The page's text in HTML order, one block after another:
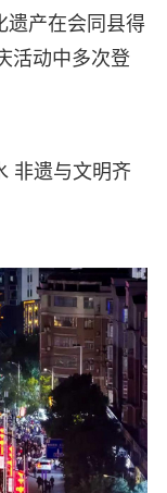
遗产在会同县得
活动中多次登
非遗与文明齐